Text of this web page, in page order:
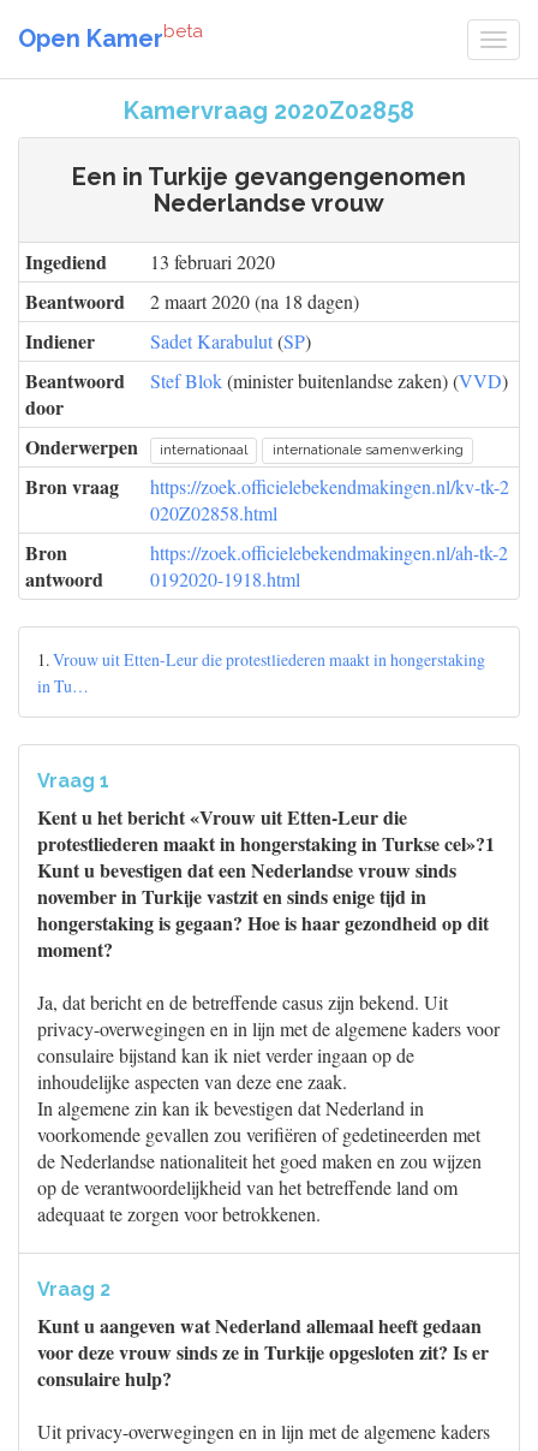
Open Kamerbeta
Kamervraag 2020Z02858
Een in Turkije gevangengenomen
Nederlandse vrouw
Ingediend 13 februari 2020
Beantwoord 2 maart 2020 (na 18 dagen)
Indiener Sadet Karabulut(SP)
Beantwoord
door
Stef Blok(minister buitenlandse zaken) (VVD)
Onderwerpen internationaal internationale samenwerking
Bron vraag
https://zoek.officielebekendmakingen.nl/kv-tk-2
020Z02858.html
Bron
antwoord
https://zoek.officielebekendmakingen.nl/ah-tk-2
0192020-1918.html
1.Vrouw uit Etten-Leur die protestliederen maakt in hongerstaking
in Tu…
Vraag 1
Kent u het bericht «Vrouw uit Etten-Leur die
protestliederen maakt in hongerstaking in Turkse cel»?1
Kunt u bevestigen dat een Nederlandse vrouw sinds
november in Turkije vastzit en sinds enige tijd in
hongerstaking is gegaan? Hoe is haar gezondheid op dit
moment?
Ja, dat bericht en de betreffende casus zijn bekend. Uit
privacy-overwegingen en in lijn met de algemene kaders voor
consulaire bijstand kan ik niet verder ingaan op de
inhoudelijke aspecten van deze ene zaak.
In algemene zin kan ik bevestigen dat Nederland in
voorkomende gevallen zou verifiëren of gedetineerden met
de Nederlandse nationaliteit het goed maken en zou wijzen
op de verantwoordelijkheid van het betreffende land om
adequaat te zorgen voor betrokkenen.
Vraag 2
Kunt u aangeven wat Nederland allemaal heeft gedaan
voor deze vrouw sinds ze in Turkije opgesloten zit? Is er
consulaire hulp?
Uit privacy-overwegingen en in lijn met de algemene kaders